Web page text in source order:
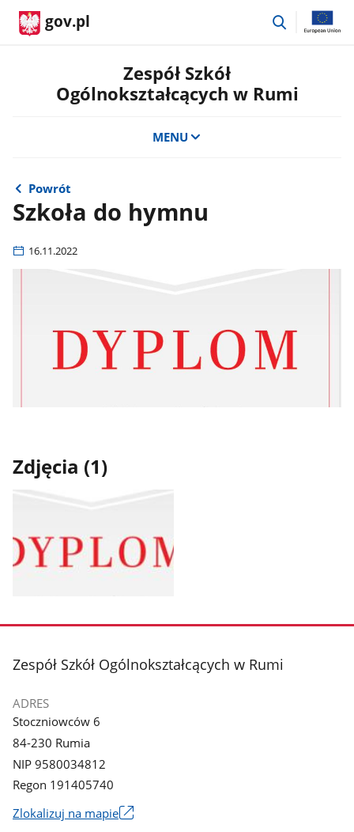
gov.pl
przejdź
Zespół Szkół
Ogólnokształcących w Rumi
MENU
Powrót
Szkoła do hymnu
16.11.2022
Zdjęcia (1)
galerii.
stopka
Zespół Szkół Ogólnokształcących w Rumi
ADRES
Stoczniowców 6
84-230 Rumia
NIP 9580034812
Regon 191405740
Zlokalizuj na mapieLink